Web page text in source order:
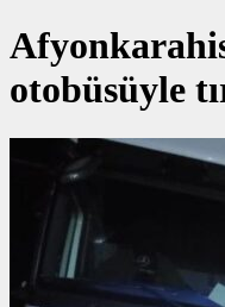
otobüsüyle